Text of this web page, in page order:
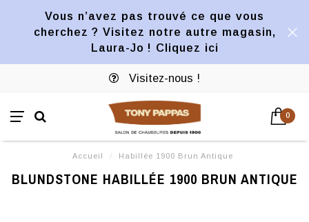
Vous n’avez pas trouvé ce que vous
cherchez ? Visitez notre autre magasin,
Laura-Jo ! Cliquez ici
Visitez-nous !
0
Accueil / Habillée 1900 Brun Antique
BLUNDSTONE HABILLÉE 1900 BRUN ANTIQUE